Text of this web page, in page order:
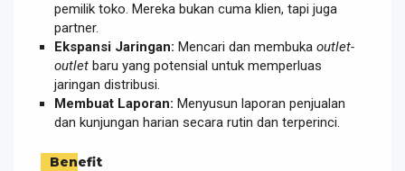
pemilik toko. Mereka bukan cuma klien, tapi juga
partner.
Ekspansi Jaringan: Mencari dan membuka outlet-
outlet baru yang potensial untuk memperluas
jaringan distribusi.
Membuat Laporan: Menyusun laporan penjualan
dan kunjungan harian secara rutin dan terperinci.
Benefit